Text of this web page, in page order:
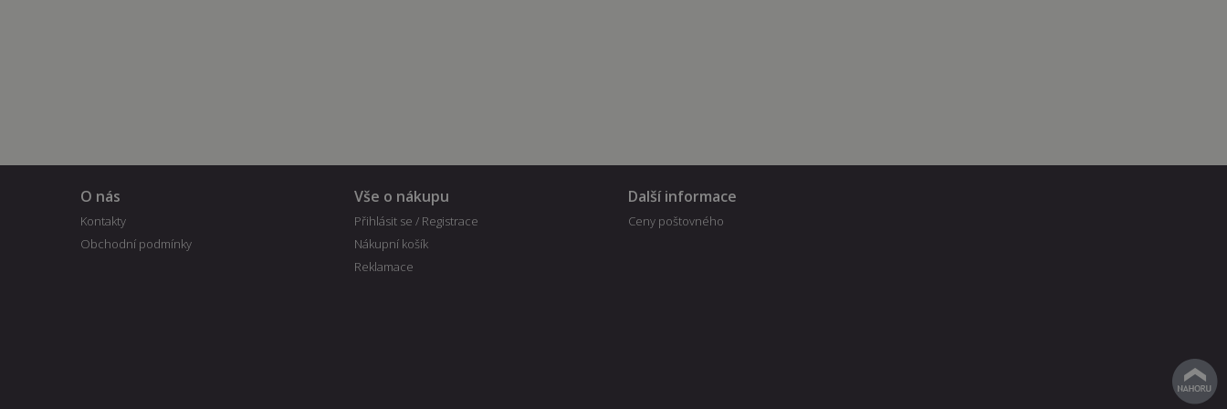
O nás
Kontakty
Obchodní podmínky
Vše o nákupu
Přihlásit se / Registrace
Nákupní košík
Reklamace
Další informace
Ceny poštovného